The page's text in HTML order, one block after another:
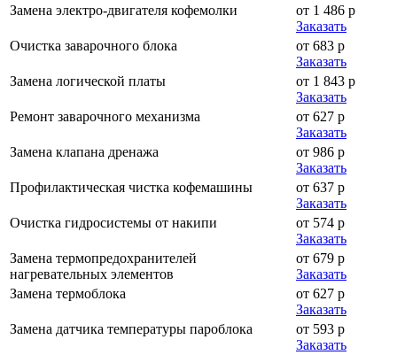
Замена электро-двигателя кофемолки
от 1 486 р
Заказать
Очистка заварочного блока
от 683 р
Заказать
Замена логической платы
от 1 843 р
Заказать
Ремонт заварочного механизма
от 627 р
Заказать
Замена клапана дренажа
от 986 р
Заказать
Профилактическая чистка кофемашины
от 637 р
Заказать
Очистка гидросистемы от накипи
от 574 р
Заказать
Замена термопредохранителей
нагревательных элементов
от 679 р
Заказать
Замена термоблока
от 627 р
Заказать
Замена датчика температуры пароблока
от 593 р
Заказать